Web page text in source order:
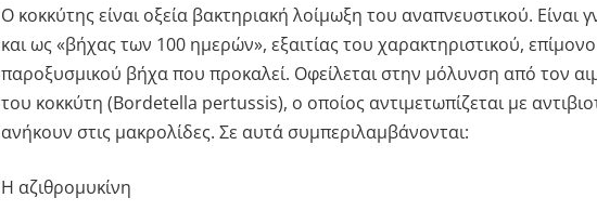
Ο κοκκύτης είναι οξεία βακτηριακή λοίμωξη του αναπνευστικού. Είναι
και ως «βήχας των 100 ημερών», εξαιτίας του χαρακτηριστικού,
παροξυσμικού βήχα που προκαλεί. Οφείλεται στην μόλυνση από τον
του κοκκύτη (Bordetella pertussis), ο οποίος αντιμετωπίζεται με
ανήκουν στις μακρολίδες. Σε αυτά συμπεριλαμβάνονται:
Η αζιθρομυκίνη